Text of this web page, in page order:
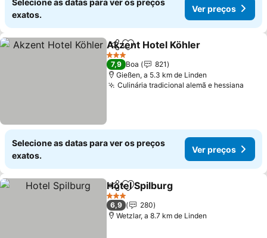
Selecione as datas para ver os preços
exatos.
Ver preços
PartilharAdicionar aos favoritos
Akzent Hotel Köhler
3 Estrelas
7,9 Boa
821
Gießen, a 5.3 km de Linden
Culinária tradicional alemã e hessiana
Selecione as datas para ver os preços
exatos.
Ver preços
PartilharAdicionar aos favoritos
Hotel Spilburg
3 Estrelas
6,9
280
Wetzlar, a 8.7 km de Linden